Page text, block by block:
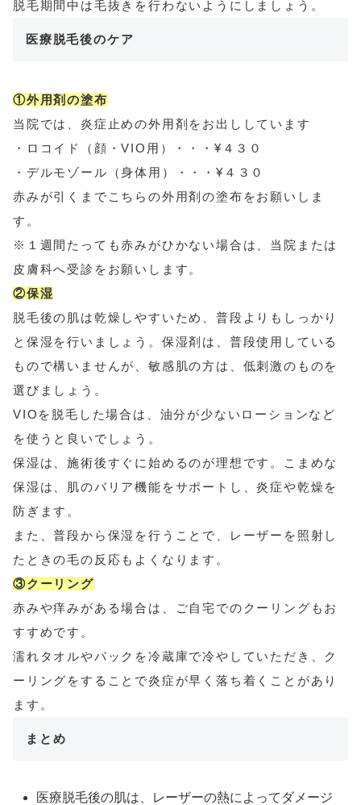
脱毛期間中は毛抜きを行わないようにしましょう。
医療脱毛後のケア
①外用剤の塗布
当院では、炎症止めの外用剤をお出ししています
・ロコイド（顔・VIO用）・・・¥４３０
・デルモゾール（身体用）・・・¥４３０
赤みが引くまでこちらの外用剤の塗布をお願いしま
す。
※１週間たっても赤みがひかない場合は、当院または
皮膚科へ受診をお願いします。
②保湿
脱毛後の肌は乾燥しやすいため、普段よりもしっかり
と保湿を行いましょう。保湿剤は、普段使用している
もので構いませんが、敏感肌の方は、低刺激のものを
選びましょう。
VIOを脱毛した場合は、油分が少ないローションなど
を使うと良いでしょう。
保湿は、施術後すぐに始めるのが理想です。こまめな
保湿は、肌のバリア機能をサポートし、炎症や乾燥を
防ぎます。
また、普段から保湿を行うことで、レーザーを照射し
たときの毛の反応もよくなります。
③クーリング
赤みや痒みがある場合は、ご自宅でのクーリングもお
すすめです。
濡れタオルやパックを冷蔵庫で冷やしていただき、ク
ーリングをすることで炎症が早く落ち着くことがあり
ます。
まとめ
医療脱毛後の肌は、レーザーの熱によってダメージ